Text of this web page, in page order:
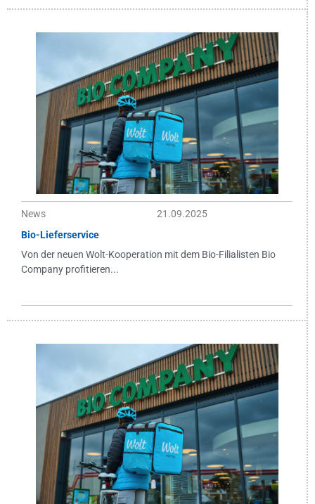
News
21.09.2025
Bio-Lieferservice
Von der neuen Wolt-Kooperation mit dem Bio-Filialisten Bio
Company profitieren...